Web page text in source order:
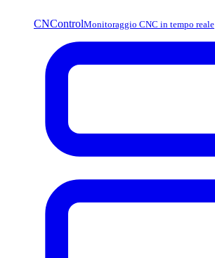
CNControlMonitoraggio CNC in tempo reale